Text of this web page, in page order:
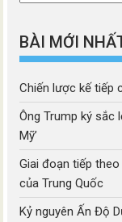
BÀI MỚI
Chiến lược kế tiếp
Ông Trump ký sắc
Mỹ’
Giai đoạn tiếp
của Trung Quốc
Kỷ nguyên Ấn Độ